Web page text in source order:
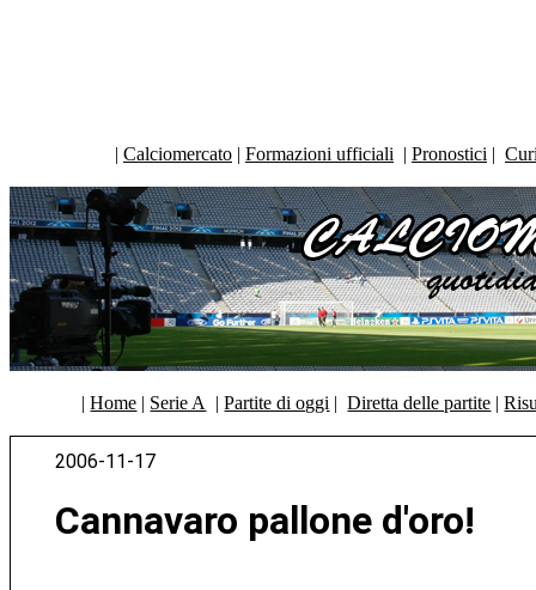
| Calciomercato | Formazioni ufficiali | Pronostici |
|Home | Serie A |Partite di oggi |Diretta delle partite |
2006-11-17
Cannavaro pallone d'oro!